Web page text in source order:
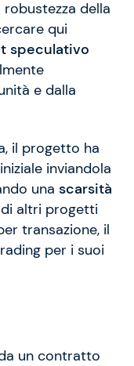
della
qui
speculativo
e dalla
il progetto ha
inviandola
una scarsità
altri progetti
transazione, il
per i suoi
da un contratto